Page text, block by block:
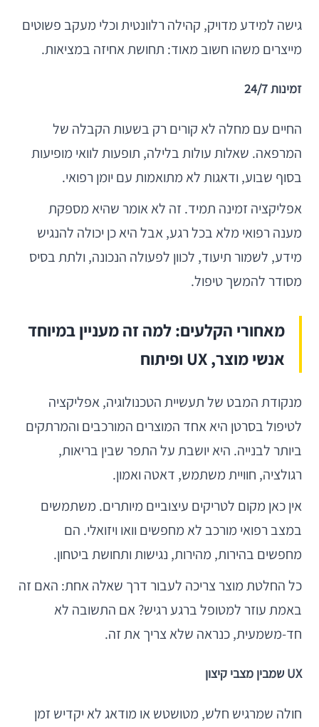
גישה למידע מדויק, קהילה רלוונטית וכלי מעקב פשוטים
מייצרים משהו חשוב מאוד: תחושת אחיזה במציאות.
זמינות 24/7
החיים עם מחלה לא קורים רק בשעות הקבלה של
המרפאה. שאלות עולות בלילה, תופעות לוואי מופיעות
בסוף שבוע, ודאגות לא מתואמות עם יומן רפואי.
אפליקציה זמינה תמיד. זה לא אומר שהיא מספקת
מענה רפואי מלא בכל רגע, אבל היא כן יכולה להנגיש
מידע, לשמור תיעוד, לכוון לפעולה הנכונה, ולתת בסיס
מסודר להמשך טיפול.
מאחורי הקלעים: למה זה מעניין במיוחד
אנשי מוצר, UX ופיתוח
מנקודת המבט של תעשיית הטכנולוגיה, אפליקציה
לטיפול בסרטן היא אחד המוצרים המורכבים והמרתקים
ביותר לבנייה. היא יושבת על התפר שבין בריאות,
רגולציה, חוויית משתמש, דאטה ואמון.
אין כאן מקום לטריקים עיצוביים מיותרים. משתמשים
במצב רפואי מורכב לא מחפשים וואו ויזואלי. הם
מחפשים בהירות, מהירות, נגישות ותחושת ביטחון.
כל החלטת מוצר צריכה לעבור דרך שאלה אחת: האם זה
באמת עוזר למטופל ברגע רגיש? אם התשובה לא
חד-משמעית, כנראה שלא צריך את זה.
UX שמבין מצבי קיצון
חולה שמרגיש חלש, מטושטש או מודאג לא יקדיש זמן